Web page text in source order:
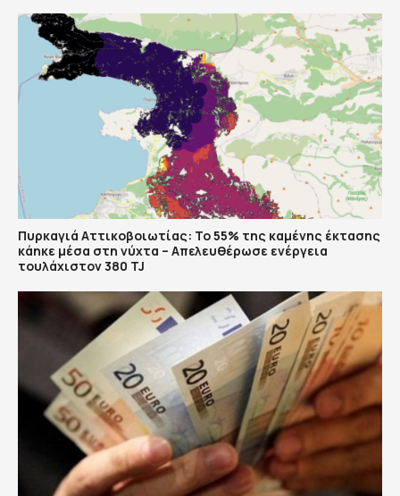
Πυρκαγιά Αττικοβοιωτίας: Το 55% της καμένης έκτασης
κάηκε μέσα στη νύχτα – Απελευθέρωσε ενέργεια
τουλάχιστον 380 TJ